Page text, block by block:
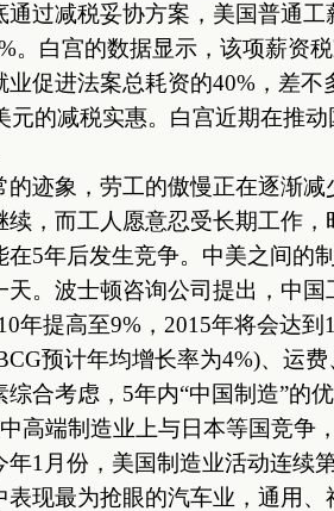
通过减税妥协方案，美国普通
。白宫的数据显示，该项薪资
业促进法案总耗资的40%，差
元的减税实惠。白宫近期在推
的迹象，劳工的傲慢正在逐渐
续，而工人愿意忍受长期工作
在5年后发生竞争。中美之间的
天。波士顿咨询公司提出，中
年提高至9%，2015年将会达
预计年均增长率为4%)、运
综合考虑，5年内“中国制造”的
端制造业上与日本等国竞争
年1月份，美国制造业活动连续
表现最为抢眼的汽车业，通用